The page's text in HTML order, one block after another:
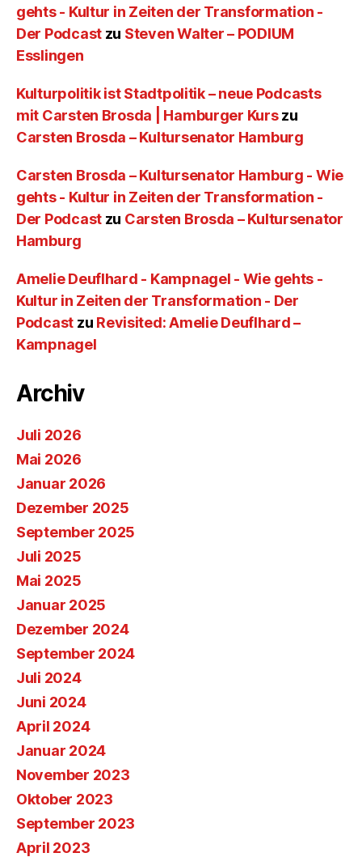
gehts - Kultur in Zeiten der Transformation -
Der Podcast zu Steven Walter – PODIUM
Esslingen
Kulturpolitik ist Stadtpolitik – neue Podcasts
mit Carsten Brosda | Hamburger Kurszu
Carsten Brosda – Kultursenator Hamburg
Carsten Brosda – Kultursenator Hamburg - Wie
gehts - Kultur in Zeiten der Transformation -
Der Podcast zu Carsten Brosda – Kultursenator
Hamburg
Amelie Deuflhard - Kampnagel - Wie gehts -
Kultur in Zeiten der Transformation - Der
Podcast zu Revisited: Amelie Deuflhard –
Kampnagel
Archiv
Juli 2026
Mai 2026
Januar 2026
Dezember 2025
September 2025
Juli 2025
Mai 2025
Januar 2025
Dezember 2024
September 2024
Juli 2024
Juni 2024
April 2024
Januar 2024
November 2023
Oktober 2023
September 2023
April 2023